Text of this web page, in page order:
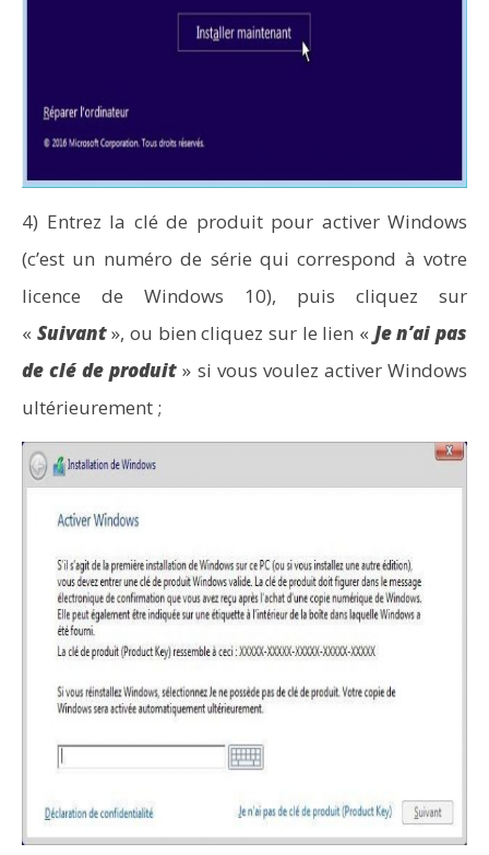
4) Entrez la clé de produit pour activer Windows
(c’est un numéro de série qui correspond à votre
licence de Windows 10), puis cliquez sur
« Suivant», ou bien cliquez sur le lien « Je n’ai pas
de clé de produit » si vous voulez activer Windows
ultérieurement ;